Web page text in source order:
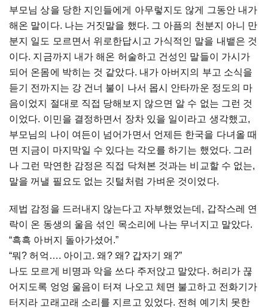
부모님 상을 당한 지인들에게 아무렇지도 않게 그동안 내가
해온 말이다. 나는 거짓말을 했다. 그 아픔의 천분지 아니 만
분지 일도 모르면서 위로한답시고 가식적인 말을 내뱉은 것
이다. 지금까지 내가 해온 허술하고 건성인 말들이 가시가
되어 온몸에 박히는 것 같았다. 내가 아버지의 부고 소식을
듣기 전까지는 강 건너 불이 나서 몹시 안타까운 정도의 마
음이었지 절대로 직접 당해보지 않으면 알 수 없는 그런 것
이었다. 이민을 결정하면서 장차 있을 일이라고 생각했고,
부모님의 나이 여든이 넘어가면서 언제든 한국을 다녀올 때
면 지금이 마지막일 수 있다는 각오를 하기는 했었다. 그러
나 그런 막연한 감정은 직접 닥쳐본 것과는 비교할 수 없는,
말을 꺼낼 필요도 없는 깃털처럼 가벼운 것이었다.
제법 감정을 드러내지 않는다고 자부했었는데, 갑작스레 연
락이 온 동생의 울음 섞인 목소리에 나는 무너지고 말았다.
“흑흑 아버지 돌아가셨어.”
“뭐? 허억…. 아이고. 왜? 왜? 갑자기 왜?”
나도 모르게 비명과 악을 쓰다 주저앉고 말았다. 허리가 끊
어지도록 엉엉 울음이 터져 나오고 체면 불고하고 전화기가
터지라 고래고래 소리를 지르고 있었다. 전혀 예기치 못한